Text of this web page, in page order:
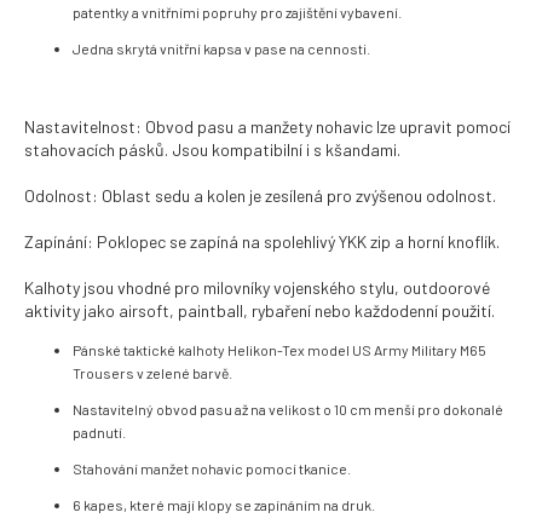
patentky a vnitřními popruhy pro zajištění vybavení.
Jedna skrytá vnitřní kapsa v pase na cennosti.
Nastavitelnost: Obvod pasu a manžety nohavic lze upravit pomocí
stahovacích pásků. Jsou kompatibilní i s kšandami.
Odolnost: Oblast sedu a kolen je zesílená pro zvýšenou odolnost.
Zapínání: Poklopec se zapíná na spolehlivý YKK zip a horní knoflík.
Kalhoty jsou vhodné pro milovníky vojenského stylu, outdoorové
aktivity jako airsoft, paintball, rybaření nebo každodenní použití.
Pánské taktické kalhoty Helikon-Tex model US Army Military M65
Trousers v zelené barvě.
Nastavitelný obvod pasu až na velikost o 10 cm menší pro dokonalé
padnutí.
Stahování manžet nohavic pomocí tkanice.
6 kapes, které mají klopy se zapínáním na druk.